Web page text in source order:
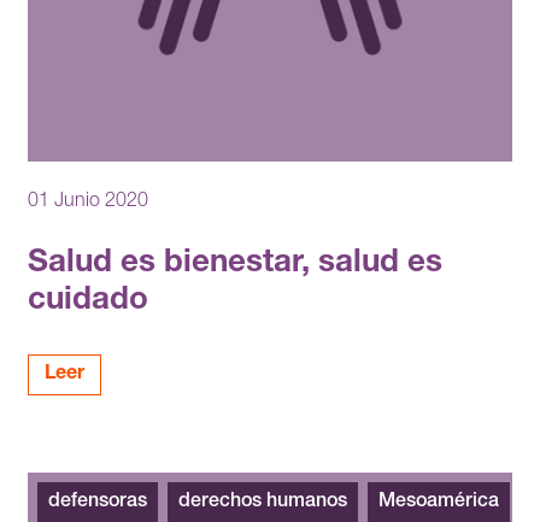
01 Junio 2020
Salud es bienestar, salud es
cuidado
Leer
defensoras derechos humanos Mesoamérica